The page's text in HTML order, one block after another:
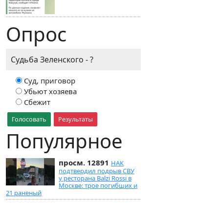
Опрос
Судьба Зеленского - ?
Суд, приговор
Убьют хозяева
Сбежит
Голосовать Результаты
Популярное
просм. 12891 НАК
подтвердил подрыв СВУ
у ресторана Balzi Rossi в
Москве: трое погибших и
21 раненый